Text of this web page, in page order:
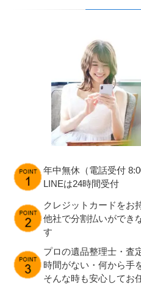
年中無休（電話受付
LINEは24時間受付
クレジットカードをお
他社で分割払いができ
す
プロの遺品整理士・査
時間がない・何から手
そんな時も安心してお